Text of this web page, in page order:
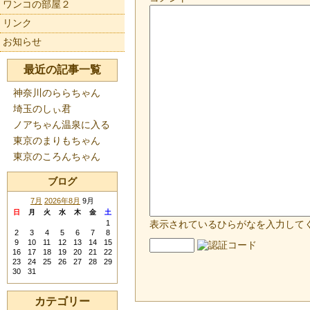
表示されているひらがなを入力して
ワンコの部屋２
リンク
お知らせ
最近の記事一覧
神奈川のららちゃん
埼玉のしぃ君
ノアちゃん温泉に入る
東京のまりもちゃん
東京のころんちゃん
ブログ
7月 2026年8月 9月
日 月 火 水 木 金 土
1
2
3 4 5 6 7
8
9
10 11 12 13 14
15
16
17 18 19 20 21
22
23
24 25 26 27 28
29
30
31
カテゴリー